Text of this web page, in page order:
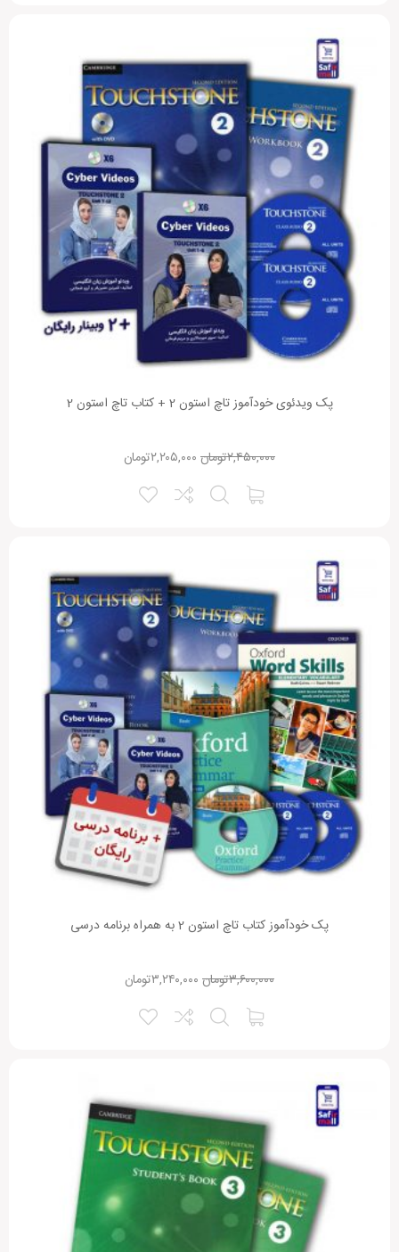
پک ویدئوی خودآموز تاچ استون 2 + کتاب تاچ استون 2
تومان۲,۴۵۰,۰۰۰ تومان۲,۲۰۵,۰۰۰
پک خودآموز کتاب تاچ استون 2 به همراه برنامه درسی
تومان۳,۶۰۰,۰۰۰ تومان۳,۲۴۰,۰۰۰